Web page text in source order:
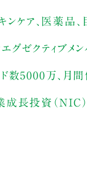
ンケア、医薬
ゼクティブメ
数5000万、
投資（NIC）の